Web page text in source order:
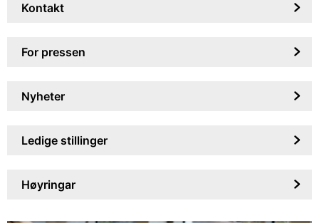
Kontakt
For pressen
Nyheter
Ledige stillinger
Høyringar